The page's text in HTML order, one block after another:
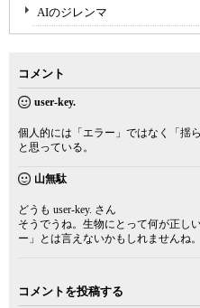
AIのジレンマ
コメント
user-key.
個人的には「エラー」ではなく「揺
と思っている。
山無駄
どうも user-key. さん
そうでうね。生物にとって何が正し
ー」とは言えないかもしれませんね。
コメントを投稿する